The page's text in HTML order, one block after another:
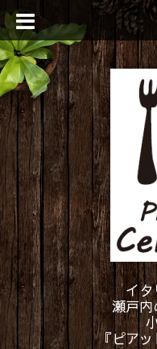
イ
瀬戸内
『ピア